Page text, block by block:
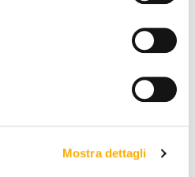
Mostra dettagli